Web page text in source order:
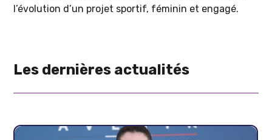
l’évolution d’un projet sportif, féminin et engagé.
Les dernières actualités